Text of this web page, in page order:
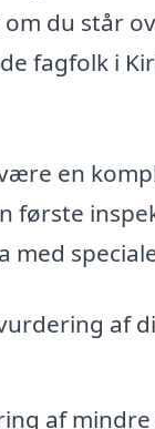
du står
fagfolk i
en
første
med
af
af